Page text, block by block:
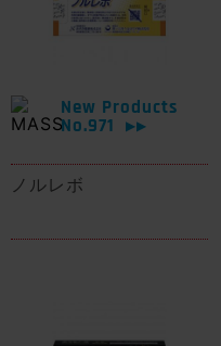
New Products
No.971
▶▶
ノルレボ